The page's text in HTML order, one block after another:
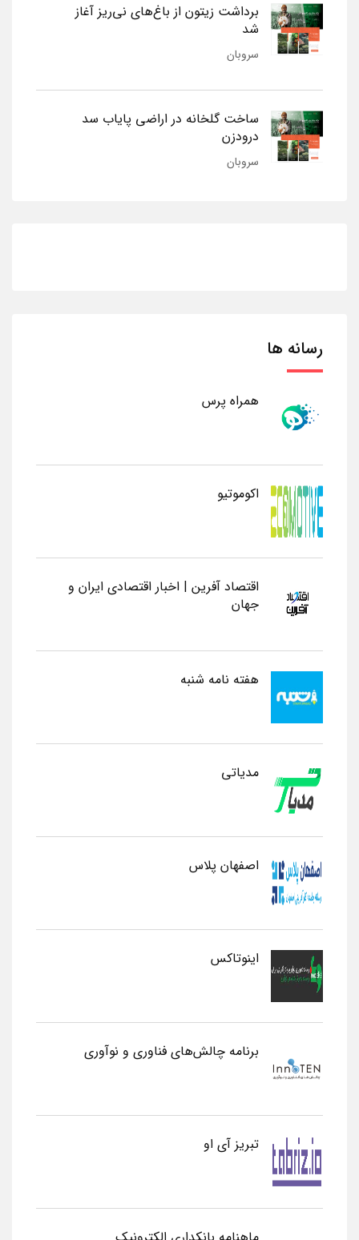
برداشت زیتون از باغ‌های نی‌ریز آغاز
شد
سروبان
ساخت گلخانه در اراضی پایاب سد
درودزن
سروبان
رسانه ها
همراه پرس
اکوموتیو
اقتصاد آفرین | اخبار اقتصادی ایران و
جهان
هفته نامه شنبه
مدیاتی
اصفهان پلاس
اینوتاکس
برنامه چالش‌های فناوری و نوآوری
تبریز آی او